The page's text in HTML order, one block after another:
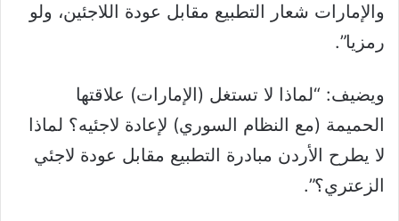
والإمارات شعار التطبيع مقابل عودة اللاجئين، ولو
رمزيا”.
ويضيف: “لماذا لا تستغل (الإمارات) علاقتها
الحميمة (مع النظام السوري) لإعادة لاجئيه؟ لماذا
لا يطرح الأردن مبادرة التطبيع مقابل عودة لاجئي
الزعتري؟”.